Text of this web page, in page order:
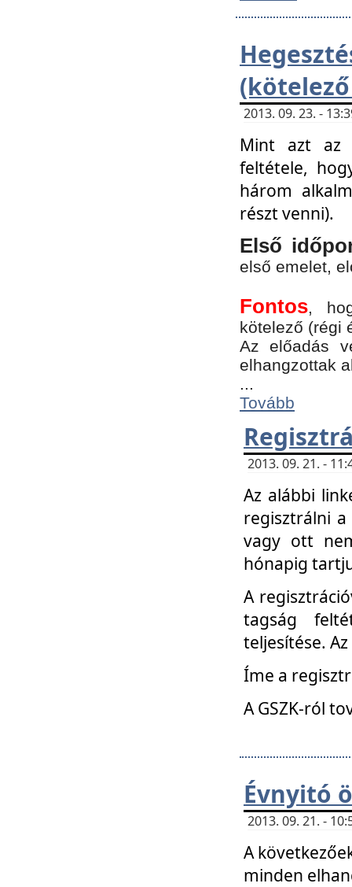
2013. 09. 23. -
Mint azt az
feltétele,
három
részt venni).
Első
első emelet,
Fontos,
kötelező (régi
Az előadás
elhangzottak
...
Tovább
2013. 09. 21. -
Az alábbi
regisztrálni
vagy ott
hónapig
A
tagság
teljesítése.
Íme a
A GSZK-ról
Évnyitó
2013. 09. 21. -
A
minden